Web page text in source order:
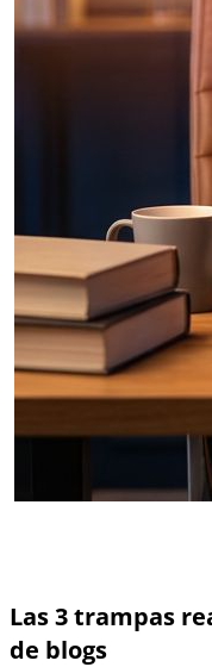
Las 3 trampas
de blogs